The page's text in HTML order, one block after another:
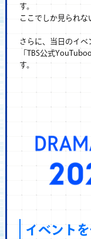
す。
ここでしか見られな
さらに、当日のイ
「TBS公式
す。
イベント